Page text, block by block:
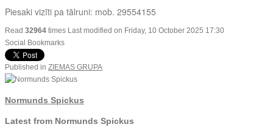
Piesaki vizīti pa tālruni: mob. 29554155
Read 32964 times Last modified on Friday, 10 October 2025 17:30
Social Bookmarks
Published in ZIEMAS GRUPA
Normunds Spickus
Latest from Normunds Spickus